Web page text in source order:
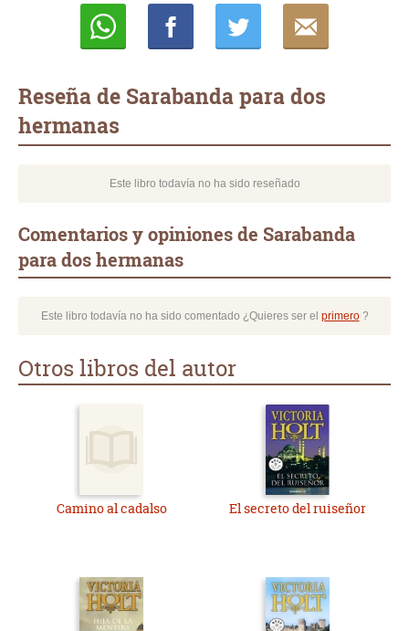
Reseña de Sarabanda para dos
hermanas
Este libro todavía no ha sido reseñado
Comentarios y opiniones de Sarabanda
para dos hermanas
Este libro todavía no ha sido comentado ¿Quieres ser el primero?
Otros libros del autor
Camino al cadalso El secreto del ruiseñor